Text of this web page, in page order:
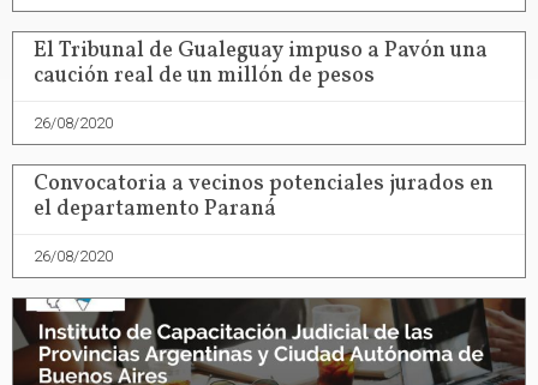
El Tribunal de Gualeguay impuso a Pavón una
caución real de un millón de pesos
26/08/2020
Convocatoria a vecinos potenciales jurados en
el departamento Paraná
26/08/2020